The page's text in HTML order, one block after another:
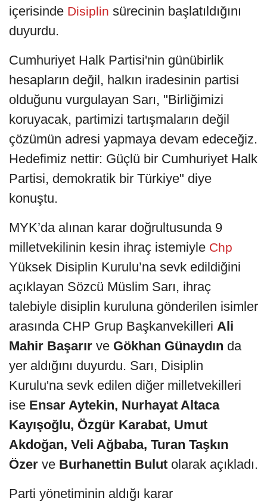
içerisinde Disiplin sürecinin başlatıldığını
duyurdu.
Cumhuriyet Halk Partisi'nin günübirlik
hesapların değil, halkın iradesinin partisi
olduğunu vurgulayan Sarı, "Birliğimizi
koruyacak, partimizi tartışmaların değil
çözümün adresi yapmaya devam edeceğiz.
Hedefimiz nettir: Güçlü bir Cumhuriyet Halk
Partisi, demokratik bir Türkiye" diye
konuştu.
MYK’da alınan karar doğrultusunda 9
milletvekilinin kesin ihraç istemiyle Chp
Yüksek Disiplin Kurulu’na sevk edildiğini
açıklayan Sözcü Müslim Sarı, ihraç
talebiyle disiplin kuruluna gönderilen isimler
arasında CHP Grup Başkanvekilleri Ali
Mahir Başarır ve Gökhan Günaydın da
yer aldığını duyurdu. Sarı, Disiplin
Kurulu'na sevk edilen diğer milletvekilleri
ise Ensar Aytekin, Nurhayat Altaca
Kayışoğlu, Özgür Karabat, Umut
Akdoğan, Veli Ağbaba, Turan Taşkın
Özer ve Burhanettin Bulut olarak açıkladı.
Parti yönetiminin aldığı karar